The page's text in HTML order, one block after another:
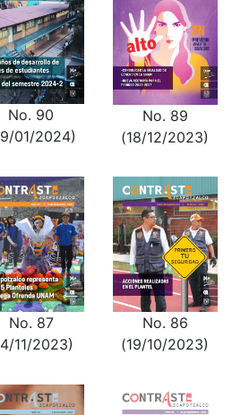
No. 90
01/2024)
No. 89
(18/12/2023)
No. 87
11/2023)
No. 86
(19/10/2023)